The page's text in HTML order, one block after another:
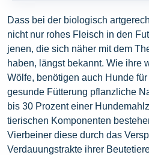
Dass bei der biologisch
nicht nur rohes Fleisch in den
jenen, die sich näher mit dem
haben, längst bekannt. Wie ihre
Wölfe, benötigen auch Hunde
gesunde Fütterung pflanzliche
bis 30 Prozent einer
tierischen Komponenten
Vierbeiner diese durch das
Verdauungstrakte ihrer